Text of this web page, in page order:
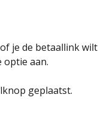
je de betaallink wilt
optie aan.
geplaatst.